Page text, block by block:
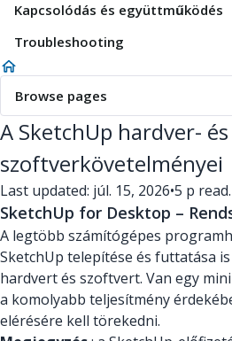
Kapcsolódás és együttműködés
Troubleshooting
Browse pages
A SketchUp hardver- és
szoftverkövetelményei
Last updated: júl. 15, 2026•5 p read.
SketchUp for Desktop –
A legtöbb számítógépes
SketchUp telepítése és futtatása
hardvert és szoftvert. Van egy
a komolyabb teljesítmény
elérésére kell törekedni.